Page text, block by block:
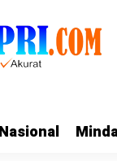
Nasional